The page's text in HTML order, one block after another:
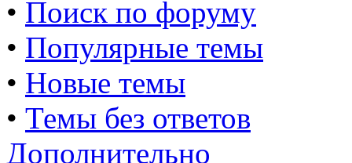
• Поиск по форуму
• Популярные темы
• Новые темы
• Темы без ответов
Дополнительно